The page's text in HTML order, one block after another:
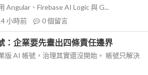
Angular、Firebase AI Logic 與 G...
小時前 0個留言
：企業要先畫出四條責任邊界
版 AI 帳號，治理其實還沒開始。 帳號只解決